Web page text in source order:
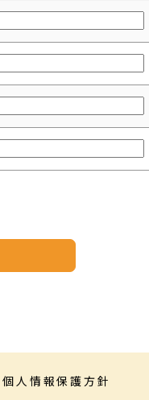
個人情報保護方針